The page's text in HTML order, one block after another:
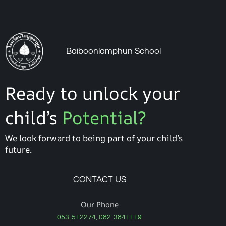
Baiboonlamphun School
Ready to unlock your
child’s Potential?
We look forward to being part of your child’s
future.
CONTACT US
Our Phone
053-512274, 082-3841119